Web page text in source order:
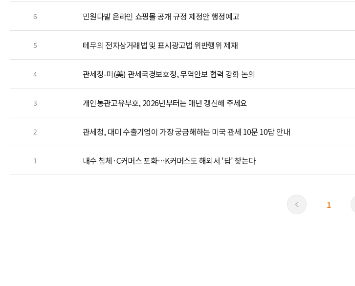
6 민원다발 온라인 쇼핑몰 공개 규정 제정안 행정예고
5 테무의 전자상거래법 및 표시광고법 위반행위 제재
4 관세청-미(美) 관세국경보호청, 무역안보 협력 강화 논의
3 개인통관고유부호, 2026년부터는 매년 갱신해 주세요
2 관세청, 대미 수출기업이 가장 궁금해하는 미국 관세 10문 10답 안내
1 내수 침체·C커머스 포화…K커머스도 해외서 '답' 찾는다
1